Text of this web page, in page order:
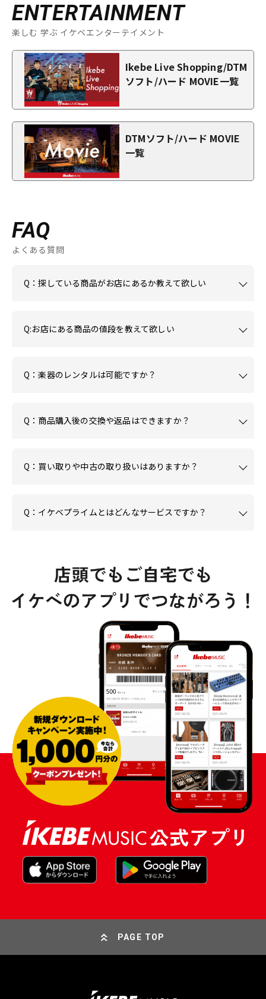
ENTERTAINMENT
楽しむ 学ぶ イケベエンターテイメント
Ikebe Live Shopping/DTM
ソフト/ハード MOVIE一覧
DTMソフト/ハード MOVIE
一覧
FAQ
よくある質問
Q：探している商品がお店にあるか教えて欲しい
Q:お店にある商品の値段を教えて欲しい
Q：楽器のレンタルは可能ですか？
Q：商品購入後の交換や返品はできますか？
Q：買い取りや中古の取り扱いはありますか？
Q：イケベプライムとはどんなサービスですか？
PAGE TOP